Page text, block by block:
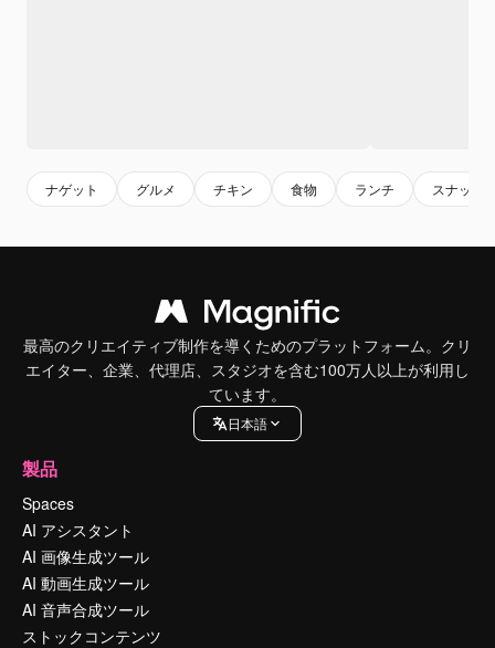
ナゲット グルメ チキン 食物 ランチ スナック
最高のクリエイティブ制作を導くためのプラットフォーム。クリ
エイター、企業、代理店、スタジオを含む100万人以上が利用し
ています。
日本語
製品
Spaces
AI アシスタント
AI 画像生成ツール
AI 動画生成ツール
AI 音声合成ツール
ストックコンテンツ